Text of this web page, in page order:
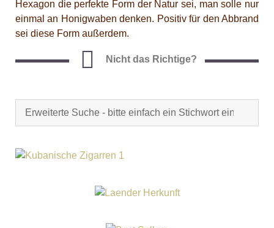
Hexagon die perfekte Form der Natur sei, man solle nur
einmal an Honigwaben denken. Positiv für den Abbrand
sei diese Form außerdem.
Nicht das Richtige?